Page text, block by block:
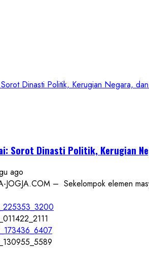
Dinasti Politik, Kerugian Negara,
Sorot Dinasti Politik, Kerugian
ago
JOGJA.COM – Sekelompok elemen